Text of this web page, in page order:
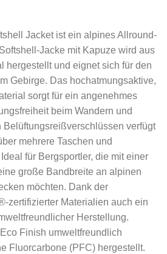
Jacket ist ein alpines Allround-
Jacke mit Kapuze wird aus
hergestellt und eignet sich für den
Gebirge. Das hochatmungsaktive,
sorgt für ein angenehmes
beim Wandern und
Belüftungsreißverschlüssen verfügt
mehrere Taschen und
für Bergsportler, die mit einer
große Bandbreite an alpinen
möchten. Dank der
zertifizierter Materialien auch ein
Herstellung.
Finish umweltfreundlich
Fluorcarbone (PFC) hergestellt.